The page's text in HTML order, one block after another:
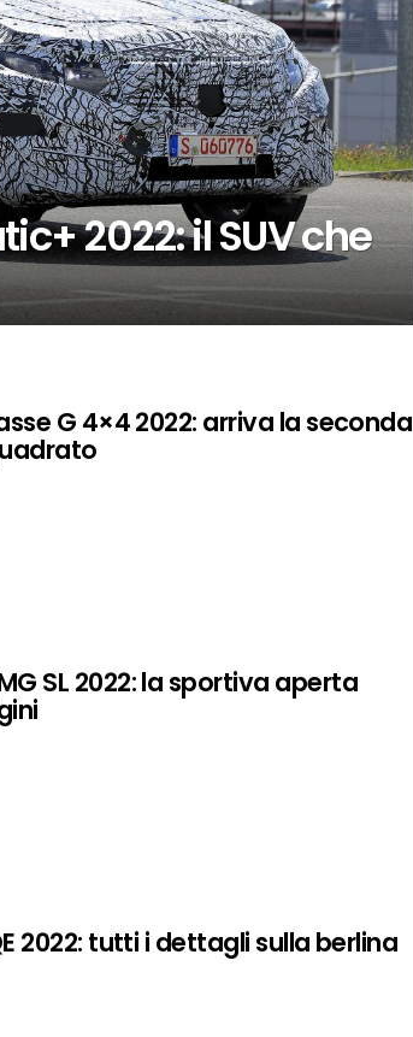
2022: il SUV che
G 4×4 2022: arriva la seconda
SL 2022: la sportiva aperta
2022: tutti i dettagli sulla berlina